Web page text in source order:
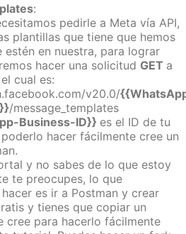
:
pedirle a Meta vía API,
plantillas que tiene que hemos
estén en nuestra, para lograr
hacer una solicitud GET a
cual es:
v20.0/
/message_templates
Business-ID}} es el ID de tu
hacer fácilmente cree un
y no sabes de lo que estoy
te preocupes, lo que
es ir a Postman y crear
y tienes que copiar un
cree para hacerlo fácilmente